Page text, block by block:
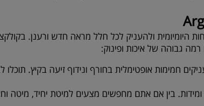
היומיומית ולהעניק לכל חלל מראה חדש ורענן.
רמה גבוהה של איכות ופינוק:
חמימות אופטימלית בחורף ונידוף זיעה בקיץ. תוכלו
ומידות. בין אם אתם מחפשים מצעים למיטת יחיד, מיטה